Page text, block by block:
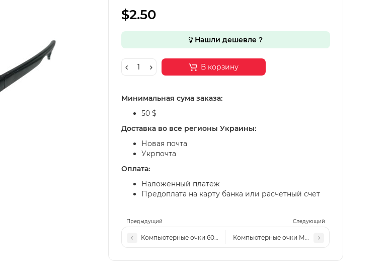
Предыдущий Следующий
Компьютерные очки 6005 коричневый-леопард
Компьютерные очки ММ 2554 с3
$2.50
Нашли дешевле ?
В корзину
Минимальная сума заказа:
50 $
Доставка во все регионы Украины:
Новая почта
Укрпочта
Оплата:
Наложенный платеж
Предоплата на карту банка или расчетный счет